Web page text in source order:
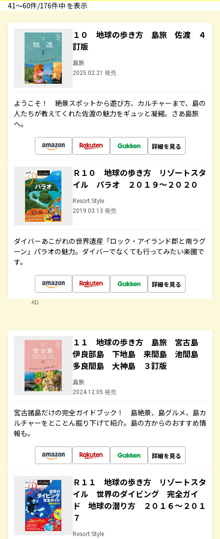
41〜60件/176件中 を表示
１０ 地球の歩き方 島旅 佐渡 ４
訂版
島旅
2025.02.21 発売
ようこそ！ 絶景スポットから遊び方、カルチャーまで、島の
人たちが教えてくれた佐渡の魅力をギュッと凝縮。さあ島旅
へ。
詳細を見る
Ｒ１０ 地球の歩き方 リゾートスタ
イル パラオ ２０１９～２０２０
Resort Style
2019.03.13 発売
ダイバーあこがれの世界遺産「ロック・アイランド郡と南ラグ
ーン」パラオの魅力。ダイバーでなくても行ってみたい楽園で
す。
詳細を見る
AD
１１ 地球の歩き方 島旅 宮古島
伊良部島 下地島 来間島 池間島
多良間島 大神島 ３訂版
島旅
2024.12.05 発売
宮古諸島だけの完全ガイドブック！ 島絶景、島グルメ、島カ
ルチャーをとことん掘り下げて紹介。島の方からのおすすめ情
報も。
詳細を見る
Ｒ１１ 地球の歩き方 リゾートスタ
イル 世界のダイビング 完全ガイ
ド 地球の潜り方 ２０１６～２０１
７
Resort Style